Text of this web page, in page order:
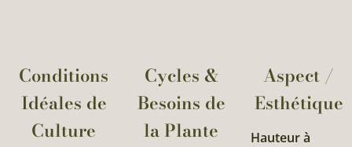
Conditions
Idéales de
Culture
Cycles &
Besoins de
la Plante​
Aspect /
Esthétique
Hauteur à